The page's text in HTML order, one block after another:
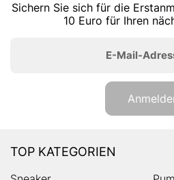
Sichern Sie sich für die
10 Euro für Ihren
E-Mail-
TOP KATEGORIEN